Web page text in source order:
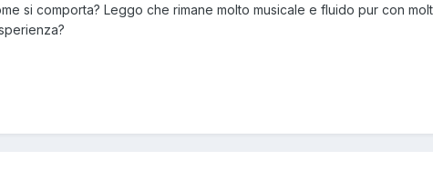
si comporta? Leggo che rimane molto musicale e fluido pur con